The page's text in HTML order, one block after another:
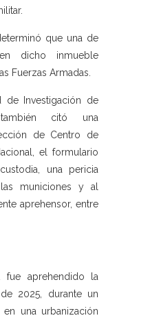
que una de
dicho inmueble
Fuerzas Armadas.
de Investigación de
citó una
de Centro de
el formulario
una pericia
municiones y al
aprehensor, entre
fue aprehendido la
2025, durante un
una urbanización